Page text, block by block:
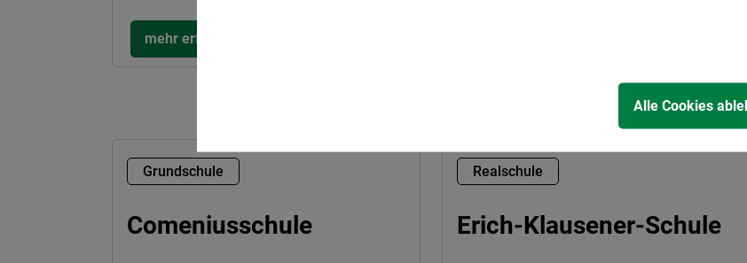
mehr erfahren
Grundschule
Comeniusschule
Realschule
Erich-Klausener-Schule
Alle Cookies